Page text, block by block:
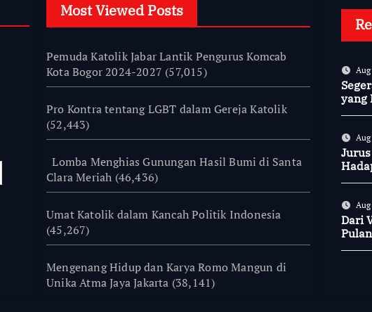
Most Viewed Posts
Pemuda Katolik Jabar Lantik Pengurus Komcab
Kota Bogor 2024-2027 (57,015)
Pro Kontra tentang LGBT dalam Gereja Katolik
(52,443)
Lomba Menghias Gunungan Hasil Bumi di Santa
Clara Meriah (46,436)
Umat Katolik dalam Kancah Politik Indonesia
(45,267)
Mengenang Hidup dan Karya Romo Mangun di
Unika Atma Jaya Jakarta (38,141)
Aug
yang
Aug
Aug
Dari